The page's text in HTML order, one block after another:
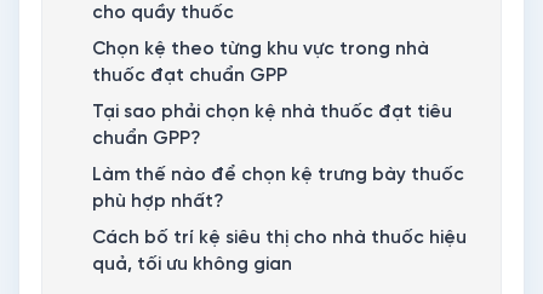
cho quầy thuốc
Chọn kệ theo từng khu vực trong nhà
thuốc đạt chuẩn GPP
Tại sao phải chọn kệ nhà thuốc đạt tiêu
chuẩn GPP?
Làm thế nào để chọn kệ trưng bày thuốc
phù hợp nhất?
Cách bố trí kệ siêu thị cho nhà thuốc hiệu
quả, tối ưu không gian